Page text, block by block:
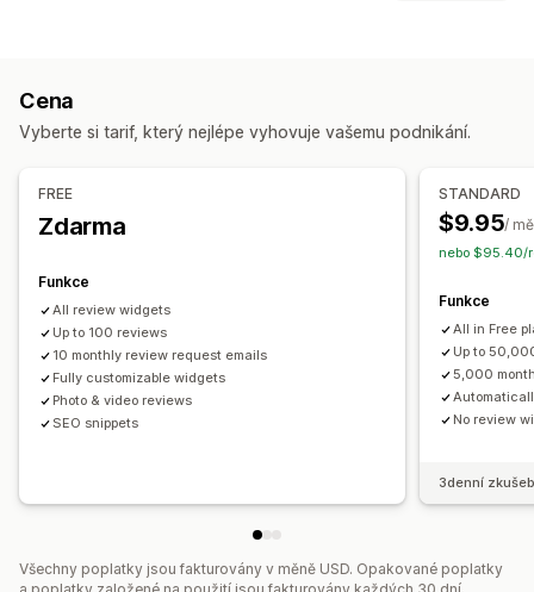
Hlasování
Stránka Všechny recenze Vybrané recenze
Cena
Vyberte si tarif, který nejlépe vyhovuje vašemu podnikání.
FREE
Zdarma
Funkce
All review widgets
Up to 100 reviews
10 monthly review request emails
Fully customizable widgets
Photo & video reviews
SEO snippets
STANDARD
$9.95/
nebo $95.40/
Funkce
All in Free
Up to
5,000
No review
3denní
Všechny poplatky jsou fakturovány v měně USD. Opakované poplatky